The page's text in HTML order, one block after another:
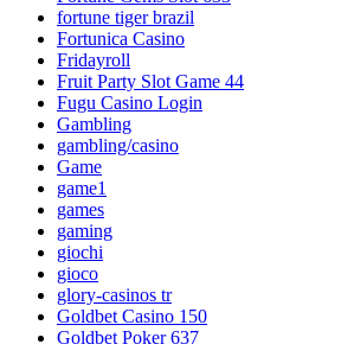
fortune tiger brazil
Fortunica Casino
Fridayroll
Fruit Party Slot Game 44
Fugu Casino Login
Gambling
gambling/casino
Game
game1
games
gaming
giochi
gioco
glory-casinos tr
Goldbet Casino 150
Goldbet Poker 637